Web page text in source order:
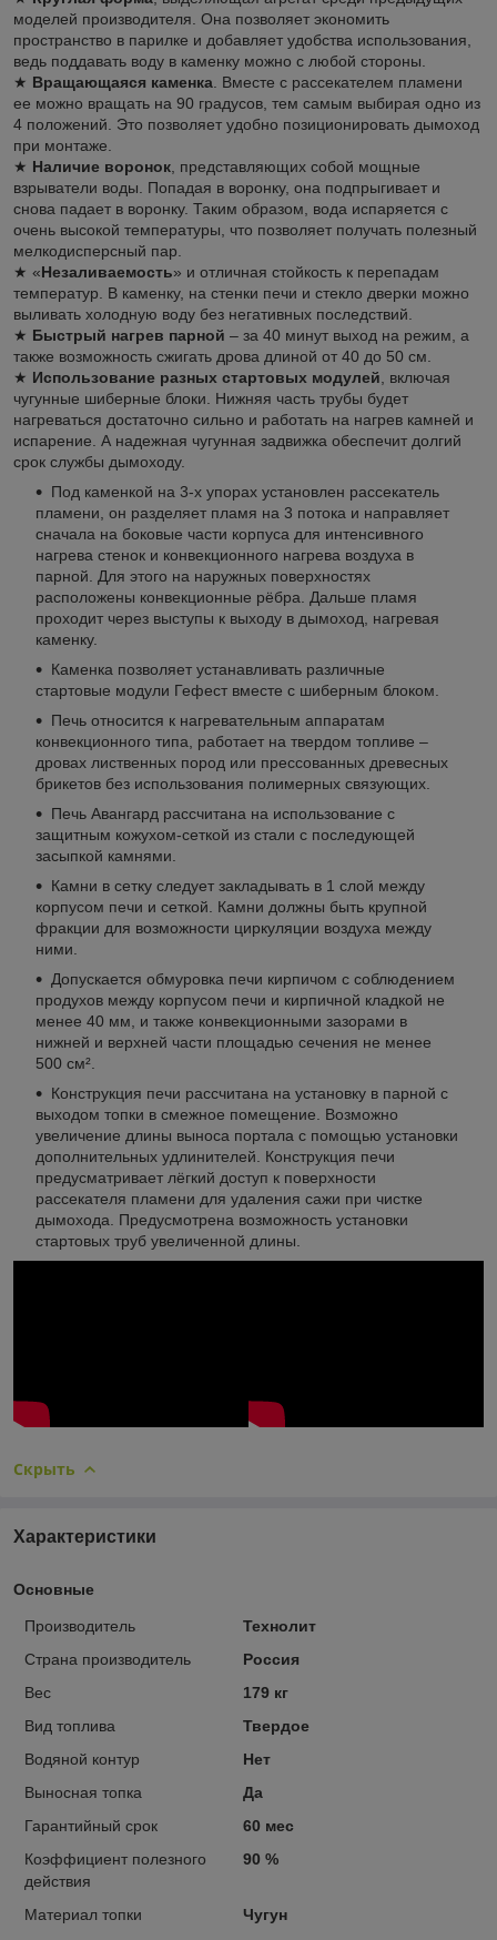
моделей производителя. Она позволяет экономить
пространство в парилке и добавляет удобства использования,
ведь поддавать воду в каменку можно с любой стороны.
★ Вращающаяся каменка . Вместе с рассекателем пламени
ее можно вращать на 90 градусов, тем самым выбирая одно из
4 положений. Это позволяет удобно позиционировать дымоход
при монтаже.
★ Наличие воронок , представляющих собой мощные
взрыватели воды. Попадая в воронку, она подпрыгивает и
снова падает в воронку. Таким образом, вода испаряется с
очень высокой температуры, что позволяет получать полезный
мелкодисперсный пар.
★ «Незаливаемость» и отличная стойкость к перепадам
температур. В каменку, на стенки печи и стекло дверки можно
выливать холодную воду без негативных последствий.
★ Быстрый нагрев парной – за 40 минут выход на режим, а
также возможность сжигать дрова длиной от 40 до 50 см.
★ Использование разных стартовых модулей , включая
чугунные шиберные блоки. Нижняя часть трубы будет
нагреваться достаточно сильно и работать на нагрев камней и
испарение. А надежная чугунная задвижка обеспечит долгий
срок службы дымоходу.
Под каменкой на 3-х упорах установлен рассекатель
пламени, он разделяет пламя на 3 потока и направляет
сначала на боковые части корпуса для интенсивного
нагрева стенок и конвекционного нагрева воздуха в
парной. Для этого на наружных поверхностях
расположены конвекционные рёбра. Дальше пламя
проходит через выступы к выходу в дымоход, нагревая
каменку.
Каменка позволяет устанавливать различные
стартовые модули Гефест вместе с шиберным блоком.
Печь относится к нагревательным аппаратам
конвекционного типа, работает на твердом топливе –
дровах лиственных пород или прессованных древесных
брикетов без использования полимерных связующих.
Печь Авангард рассчитана на использование с
защитным кожухом-сеткой из стали с последующей
засыпкой камнями.
Камни в сетку следует закладывать в 1 слой между
корпусом печи и сеткой. Камни должны быть крупной
фракции для возможности циркуляции воздуха между
ними.
Допускается обмуровка печи кирпичом с соблюдением
продухов между корпусом печи и кирпичной кладкой не
менее 40 мм, и также конвекционными зазорами в
нижней и верхней части площадью сечения не менее
500 см².
Конструкция печи рассчитана на установку в парной с
выходом топки в смежное помещение. Возможно
увеличение длины выноса портала с помощью установки
дополнительных удлинителей. Конструкция печи
предусматривает лёгкий доступ к поверхности
рассекателя пламени для удаления сажи при чистке
дымохода. Предусмотрена возможность установки
стартовых труб увеличенной длины.
Скрыть
Характеристики
Основные
Производитель
Технолит
Страна производитель
Россия
Вес
179 кг
Вид топлива
Твердое
Водяной контур
Нет
Выносная топка
Да
Гарантийный срок
60 мес
Коэффициент полезного
действия
90 %
Материал топки
Чугун